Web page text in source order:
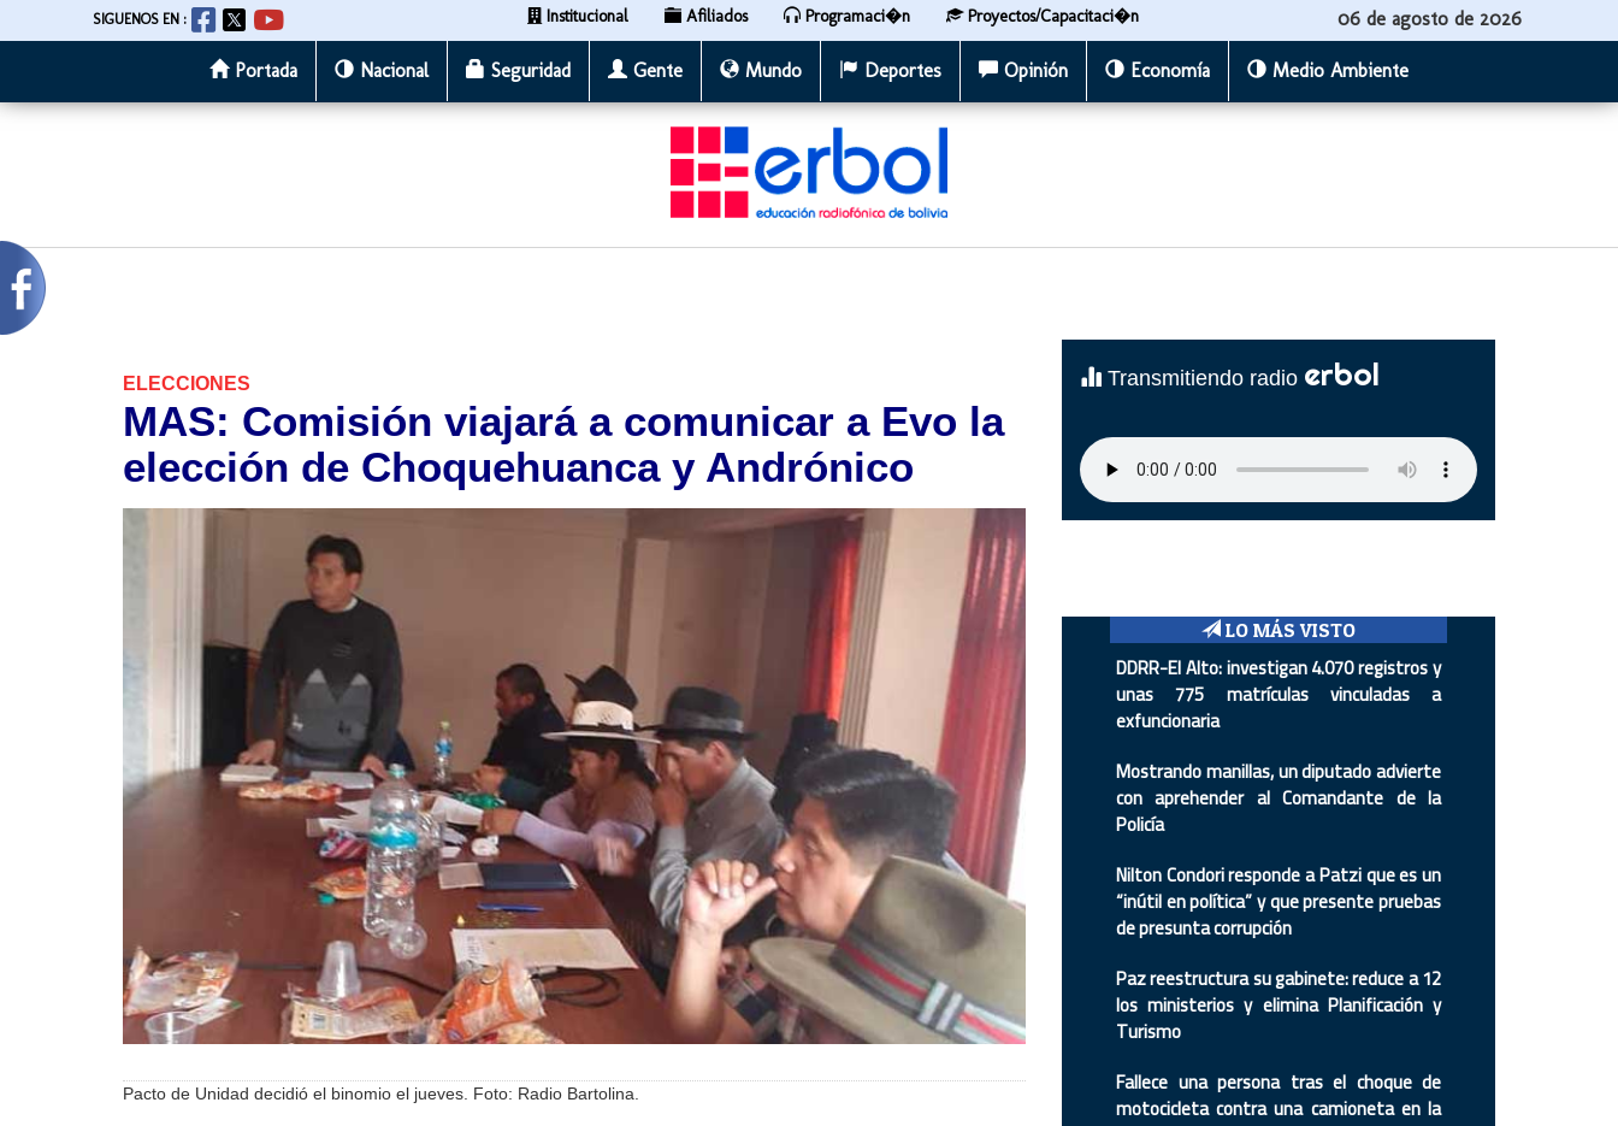
al
SIGUENOS EN : Institucional Afiliados Programaci�n Proyectos/Capacitaci�n 06 de agosto de 2026
Portada Nacional Seguridad Gente Mundo Deportes Opinión Economía Medio Ambiente
ELECCIONES
MAS: Comisión viajará a comunicar a Evo la
elección de Choquehuanca y Andrónico
Pacto de Unidad decidió el binomio el jueves. Foto: Radio Bartolina.
Transmitiendo radio erbol
LO MÁS VISTO
DDRR-El Alto: investigan 4.070 registros y
unas 775 matrículas vinculadas a
exfuncionaria
Mostrando manillas, un diputado advierte
con aprehender al Comandante de la
Policía
Nilton Condori responde a Patzi que es un
“inútil en política” y que presente pruebas
de presunta corrupción
Paz reestructura su gabinete: reduce a 12
los ministerios y elimina Planificación y
Turismo
Fallece una persona tras el choque de
motocicleta contra una camioneta en la